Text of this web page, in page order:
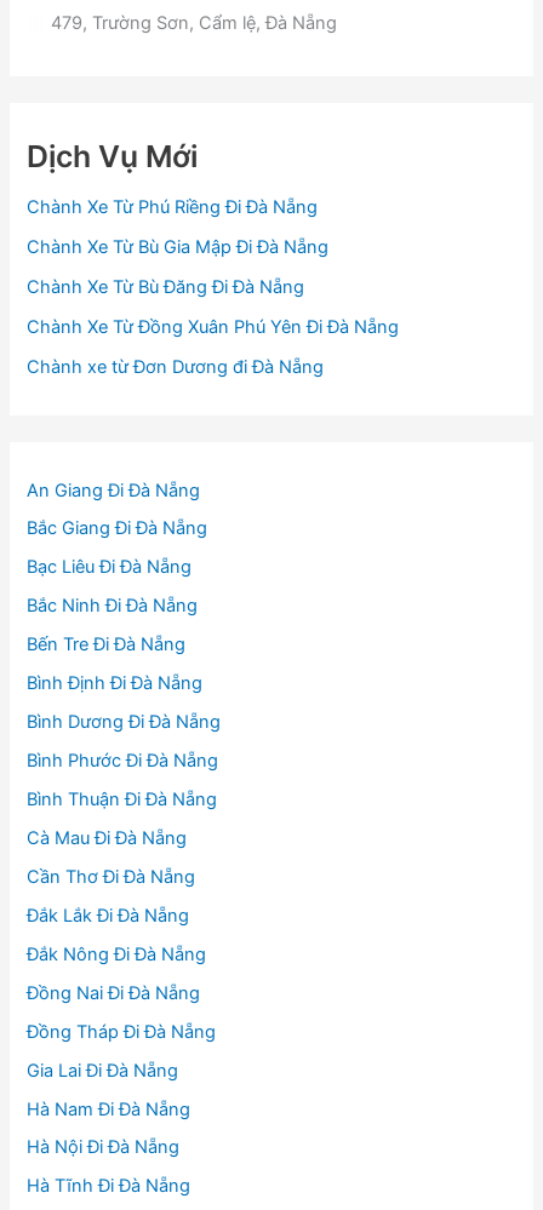
479, Trường Sơn, Cẩm lệ, Đà Nẵng
Dịch Vụ Mới
Chành Xe Từ Phú Riềng Đi Đà Nẵng
Chành Xe Từ Bù Gia Mập Đi Đà Nẵng
Chành Xe Từ Bù Đăng Đi Đà Nẵng
Chành Xe Từ Đồng Xuân Phú Yên Đi Đà Nẵng
Chành xe từ Đơn Dương đi Đà Nẵng
An Giang Đi Đà Nẵng
Bắc Giang Đi Đà Nẵng
Bạc Liêu Đi Đà Nẵng
Bắc Ninh Đi Đà Nẵng
Bến Tre Đi Đà Nẵng
Bình Định Đi Đà Nẵng
Bình Dương Đi Đà Nẵng
Bình Phước Đi Đà Nẵng
Bình Thuận Đi Đà Nẵng
Cà Mau Đi Đà Nẵng
Cần Thơ Đi Đà Nẵng
Đắk Lắk Đi Đà Nẵng
Đắk Nông Đi Đà Nẵng
Đồng Nai Đi Đà Nẵng
Đồng Tháp Đi Đà Nẵng
Gia Lai Đi Đà Nẵng
Hà Nam Đi Đà Nẵng
Hà Nội Đi Đà Nẵng
Hà Tĩnh Đi Đà Nẵng